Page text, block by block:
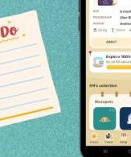
Themes